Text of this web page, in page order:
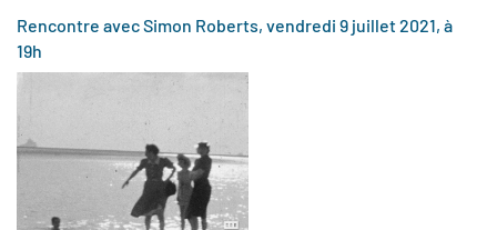
Rencontre avec Simon Roberts, vendredi 9 juillet 2021, à
19h